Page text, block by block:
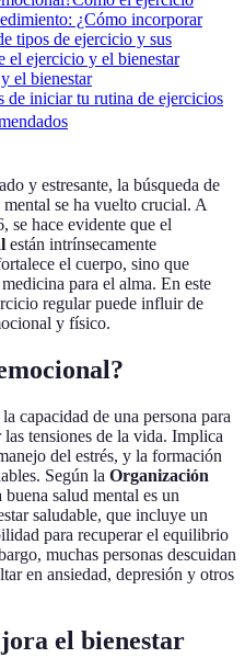
¿Cómo incorporar
tipos de ejercicio y sus
el ejercicio y el bienestar
el bienestar
de iniciar tu rutina de ejercicios
y estresante, la búsqueda de
se ha vuelto crucial. A
se hace evidente que el
están intrínsecamente
el cuerpo, sino que
para el alma. En este
regular puede influir de
y físico.
capacidad de una persona para
tensiones de la vida. Implica
del estrés, y la formación
Según la Organización
buena salud mental es un
saludable, que incluye un
para recuperar el equilibrio
muchas personas descuidan
en ansiedad, depresión y otros
el bienestar